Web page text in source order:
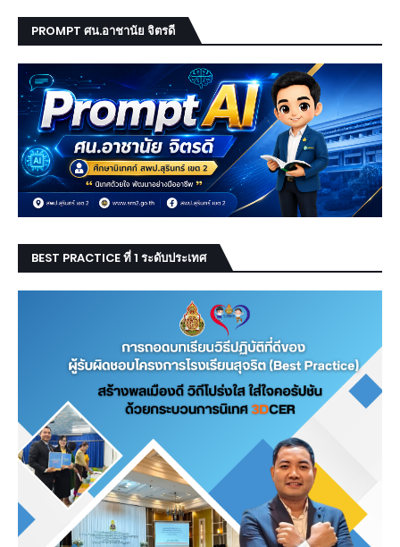
PROMPT ศน.อาชานัย จิตรดี
BEST PRACTICE ที่ 1 ระดับประเทศ